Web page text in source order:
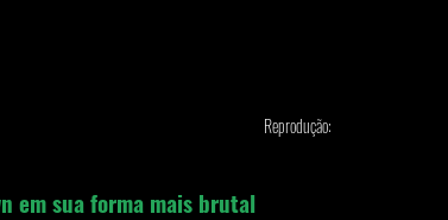
Reprodução:
em sua forma mais brutal